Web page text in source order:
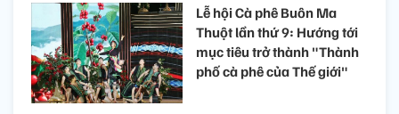
Lễ hội Cà phê Buôn Ma
Thuột lần thứ 9: Hướng tới
mục tiêu trở thành "Thành
phố cà phê của Thế giới"